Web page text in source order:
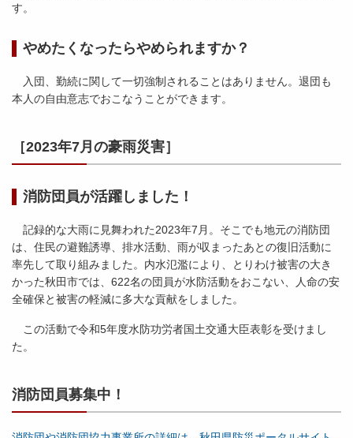
す。
やめたくなったらやめられますか？
入団、勤続に関して一切強制されることはありません。退団も
本人の自由意志でおこなうことができます。
［2023年7月の豪雨災害］
消防団員が活躍しました！
記録的な大雨に見舞われた2023年7月。そこでも地元の消防団
は、住民の避難誘導、排水活動、雨が収まったあとの復旧活動に
率先して取り組みました。内水氾濫により、とりわけ被害の大き
かった秋田市では、622名の団員が水防活動をおこない、人命の安
全確保と被害の軽減に多大な貢献をしました。
この活動で令和5年度水防功労者国土交通大臣表彰を受けまし
た。
消防団員募集中！